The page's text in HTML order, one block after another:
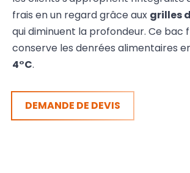
frais en un regard grâce aux grilles
qui diminuent la profondeur. Ce bac
conserve les denrées alimentaires
4°C.
DEMANDE DE DEVIS